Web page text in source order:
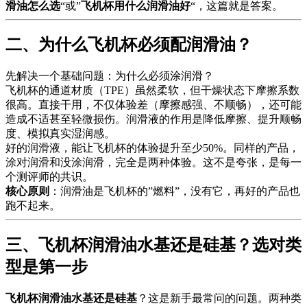
滑油怎么选“或”飞机杯用什么润滑油好“，这篇就是答案。
二、为什么飞机杯必须配润滑油？
先解决一个基础问题：为什么必须涂润滑？
飞机杯的通道材质（TPE）虽然柔软，但干燥状态下摩擦系数
很高。直接干用，不仅体验差（摩擦感强、不顺畅），还可能
造成不适甚至轻微损伤。润滑液的作用是降低摩擦、提升顺畅
度、模拟真实湿润感。
好的润滑液，能让飞机杯的体验提升至少50%。同样的产品，
涂对润滑和没涂润滑，完全是两种体验。这不是夸张，是每一
个测评师的共识。
核心原则 ：润滑油是飞机杯的”燃料”，没有它，再好的产品也
跑不起来。
三、飞机杯润滑油水基还是硅基？选对类
型是第一步
飞机杯润滑油水基还是硅基 ？这是新手最常问的问题。两种类